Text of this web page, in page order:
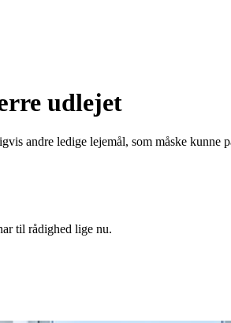
udlejet
andre ledige lejemål, som måske kunne
til rådighed lige nu.